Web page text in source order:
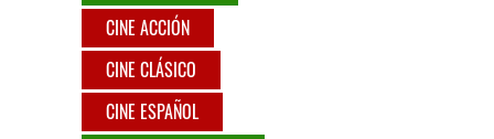
CINE ACCIÓN
CINE CLÁSICO
CINE ESPAÑOL